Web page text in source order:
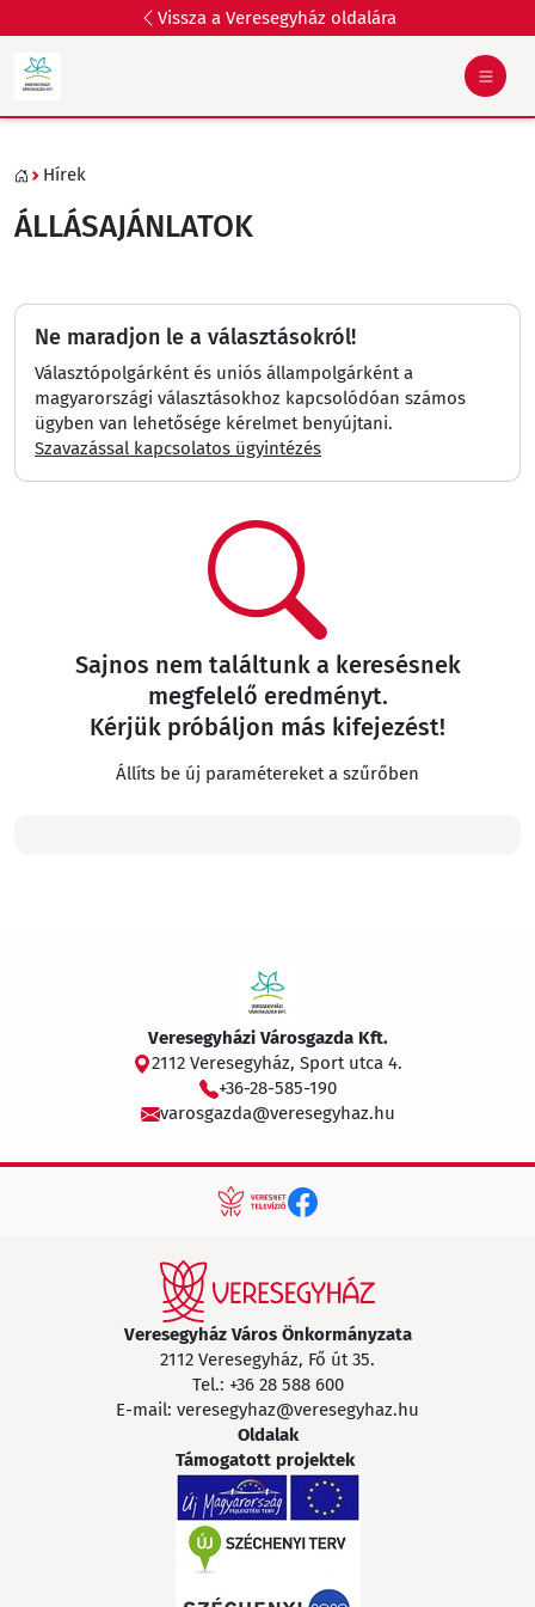
Vissza a Veresegyház oldalára
Hírek
ÁLLÁSAJÁNLATOK
Ne maradjon le a választásokról!
Választópolgárként és uniós állampolgárként a
magyarországi választásokhoz kapcsolódóan számos
ügyben van lehetősége kérelmet benyújtani.
Szavazással kapcsolatos ügyintézés
Sajnos nem találtunk a keresésnek
megfelelő eredményt.
Kérjük próbáljon más kifejezést!
Állíts be új paramétereket a szűrőben
Veresegyházi Városgazda Kft.
2112 Veresegyház, Sport utca 4.
+36-28-585-190
varosgazda@veresegyhaz.hu
Veresegyház Város Önkormányzata
2112 Veresegyház, Fő út 35.
Tel.: +36 28 588 600
E-mail: veresegyhaz@veresegyhaz.hu
Oldalak
Támogatott projektek